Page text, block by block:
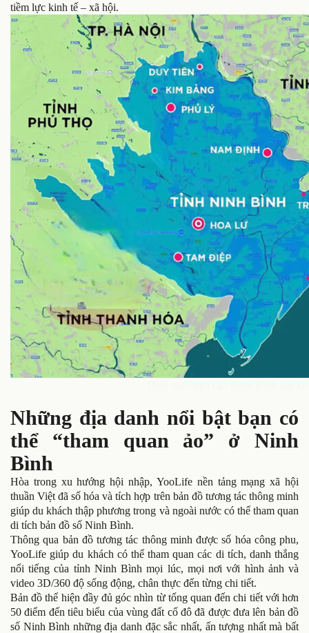
tiềm lực kinh tế – xã hội.
Những địa danh nổi bật bạn có
thể “tham quan ảo” ở Ninh
Bình
Hòa trong xu hướng hội nhập, YooLife nền tảng mạng xã hội
thuần Việt đã số hóa và tích hợp trên bản đồ tương tác thông minh
giúp du khách thập phương trong và ngoài nước có thể tham quan
di tích bản đồ số Ninh Bình.
Thông qua bản đồ tương tác thông minh được số hóa công phu,
YooLife giúp du khách có thể tham quan các di tích, danh thắng
nổi tiếng của tỉnh Ninh Bình mọi lúc, mọi nơi với hình ảnh và
video 3D/360 độ sống động, chân thực đến từng chi tiết.
Bản đồ thể hiện đầy đủ góc nhìn từ tổng quan đến chi tiết với hơn
50 điểm đến tiêu biểu của vùng đất cố đô đã được đưa lên bản đồ
số Ninh Bình những địa danh đặc sắc nhất, ấn tượng nhất mà bất